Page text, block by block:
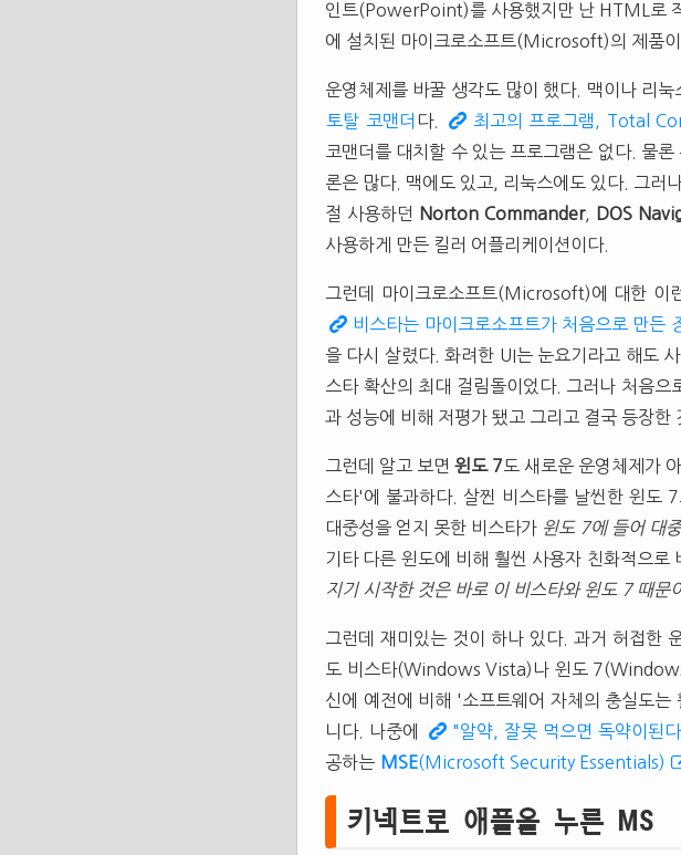
인트(PowerPoint)를 사용했지만 난 HTML로
에 설치된 마이크로소프트(Microsoft)의 제품이
운영체제를 바꿀 생각도 많이 했다. 맥이나 리
토탈 코맨더 다. 최고의 프로그램, Total
코맨더를 대치할 수 있는 프로그램은 없다. 물
론은 많다. 맥에도 있고, 리눅스에도 있다. 그러
절 사용하던
Norton Commander, DOS
사용하게 만든 킬러 어플리케이션이다.
그런데 마이크로소프트(Microsoft)에 대한 이
비스타는 마이크로소프트가 처음으로 만든
을 다시 살렸다. 화려한 UI는 눈요기라고 해도
스타 확산의 최대 걸림돌이었다. 그러나 처음
과 성능에 비해 저평가 됐고 그리고 결국 등장한
그런데 알고 보면윈도 7도 새로운 운영체제가
스타'에 불과하다. 살찐 비스타를 날씬한 윈도
대중성을 얻지 못한 비스타가 윈도 7에 들어 대
기타 다른 윈도에 비해 훨씬 사용자 친화적으로
지기 시작한 것은 바로 이 비스타와 윈도 7 때문
그런데 재미있는 것이 하나 있다. 과거 허접한
도 비스타(Windows Vista)나 윈도
신에 예전에 비해 '소프트웨어 자체의 충실도
니다. 나중에
"알약, 잘못 먹으면 독약이된
공하는 MSE(Microsoft Security Essentials)
키넥트로 애플을 누른 MS